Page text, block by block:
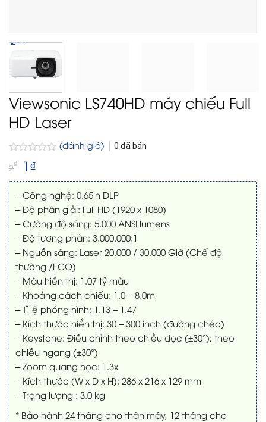
Viewsonic LS740HD máy chiếu Full
HD Laser
Được
xếp
hạng
0
5
sao
(đánh giá) 0 đã bán
2₫ Giá
gốc
là:
1₫
tại
1₫.
– Công nghệ: 0.65in DLP
– Độ phân giải: Full HD (1920 x 1080)
– Cường độ sáng: 5.000 ANSI lumens
– Độ tương phản: 3.000.000:1
– Nguồn sáng: Laser 20.000 / 30.000 Giờ (Chế độ
thường /ECO)
– Màu hiển thị: 1.07 tỷ màu
– Khoảng cách chiếu: 1.0 – 8.0m
– Tỉ lệ phóng hình: 1.13 – 1.47
– Kích thước hiển thị: 30 – 300 inch (đường chéo)
– Keystone: Điều chỉnh theo chiều dọc (±30°); theo
chiều ngang (±30°)
– Zoom quang học: 1.3x
– Kích thước (W x D x H): 286 x 216 x 129 mm
– Trọng lượng : 3.0 kg
* Bảo hành 24 tháng cho thân máy, 12 tháng cho